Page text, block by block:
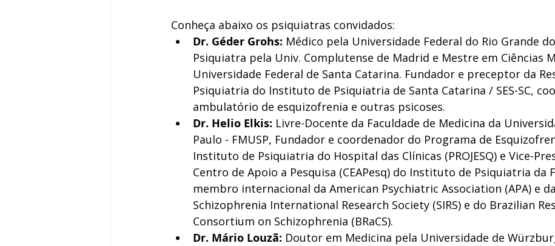
Conheça abaixo os psiquiatras convidados:
Dr. Géder Grohs: Médico pela Universidade Federal do Rio Grande
Psiquiatra pela Univ. Complutense de Madrid e Mestre em Ciências
Universidade Federal de Santa Catarina. Fundador e preceptor da
Psiquiatria do Instituto de Psiquiatria de Santa Catarina / SES-SC,
ambulatório de esquizofrenia e outras psicoses.
Dr. Helio Elkis: Livre-Docente da Faculdade de Medicina da
Paulo - FMUSP, Fundador e coordenador do Programa de
Instituto de Psiquiatria do Hospital das Clínicas (PROJESQ) e Vice-
Centro de Apoio a Pesquisa (CEAPesq) do Instituto de Psiquiatria da
membro internacional da American Psychiatric Association (APA) e da
Schizophrenia International Research Society (SIRS) e do Brazilian
Consortium on Schizophrenia (BRaCS).
Dr. Mário Louzã: Doutor em Medicina pela Universidade de